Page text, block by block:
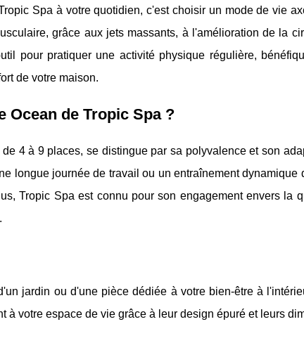
Spa à votre quotidien, c'est choisir un mode de vie
grâce aux jets massants, à l'amélioration de la
pour pratiquer une activité physique régulière,
de votre maison.
Ocean de Tropic Spa ?
4 à 9 places, se distingue par sa polyvalence et son
longue journée de travail ou un entraînement dynamique
Tropic Spa est connu pour son engagement envers la
jardin ou d'une pièce dédiée à votre bien-être à
à votre espace de vie grâce à leur design épuré et leurs